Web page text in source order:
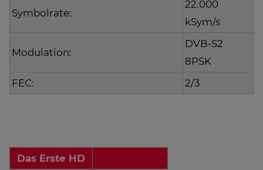
Symbolrate:
22.000
kSym/s
Modulation:
DVB-S2
8PSK
FEC:
2/3
Das Erste HD